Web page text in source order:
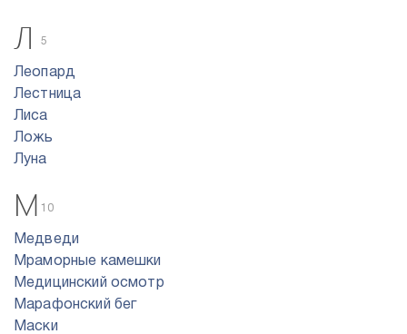
Л 5
Леопард
Лестница
Лиса
Ложь
Луна
М 10
Медведи
Мраморные камешки
Медицинский осмотр
Марафонский бег
Маски